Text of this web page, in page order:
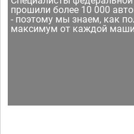
прошили более 10 000
- поэтому мы знаем, как
максимум от каждой